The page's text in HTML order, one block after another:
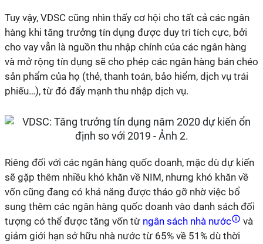
Tuy vậy, VDSC cũng nhìn thấy cơ hội cho tất cả các ngân
hàng khi tăng trưởng tín dụng được duy trì tích cực, bởi
cho vay vẫn là nguồn thu nhập chính của các ngân hàng
và mở rộng tín dụng sẽ cho phép các ngân hàng bán chéo
sản phẩm của họ (thẻ, thanh toán, bảo hiểm, dịch vụ trái
phiếu…), từ đó đẩy mạnh thu nhập dịch vụ.
Riêng đối với các ngân hàng quốc doanh, mặc dù dự kiến
sẽ gặp thêm nhiều khó khăn về NIM, nhưng khó khăn về
vốn cũng đang có khả năng được tháo gỡ nhờ việc bổ
sung thêm các ngân hàng quốc doanh vào danh sách đối
tượng có thể được tăng vốn từ ngân sách nhà nước
và
giảm giới hạn sở hữu nhà nước từ 65% về 51% dù thời